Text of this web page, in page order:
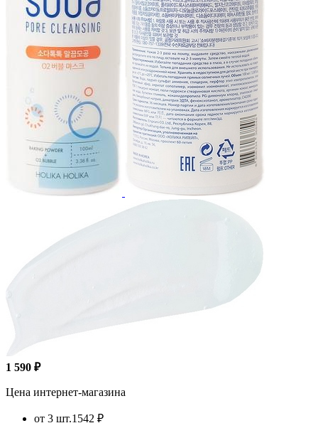
1 590 ₽
Цена интернет-магазина
от 3 шт.1542 ₽